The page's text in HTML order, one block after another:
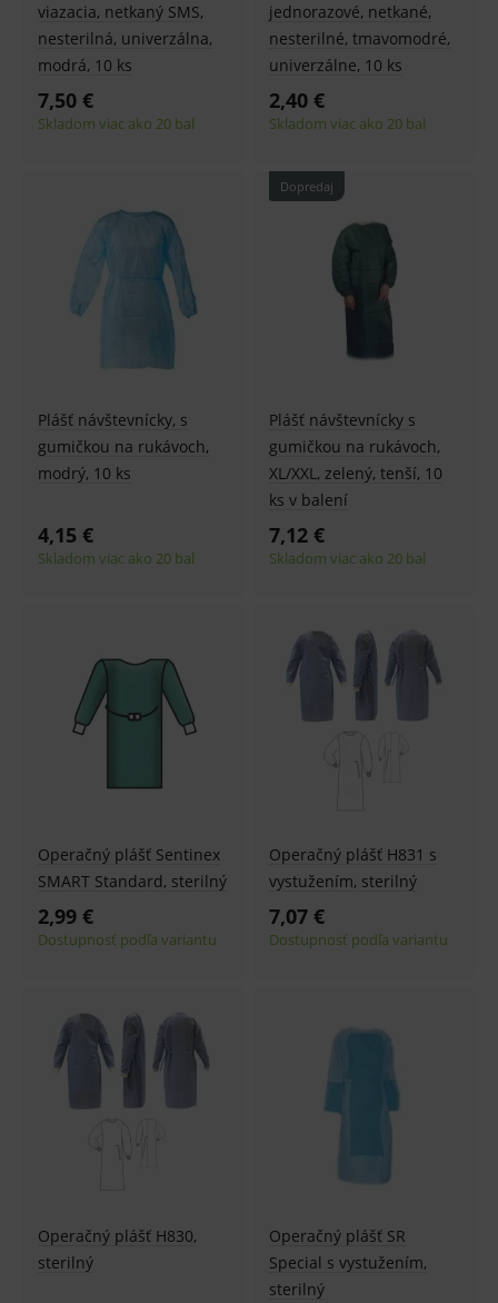
viazacia, netkaný SMS,
nesterilná, univerzálna,
modrá, 10 ks
7,50 €
Skladom viac ako 20 bal
jednorazové, netkané,
nesterilné, tmavomodré,
univerzálne, 10 ks
2,40 €
Skladom viac ako 20 bal
Plášť návštevnícky, s
gumičkou na rukávoch,
modrý, 10 ks
4,15 €
Skladom viac ako 20 bal
Dopredaj
Plášť návštevnícky s
gumičkou na rukávoch,
XL/XXL, zelený, tenší, 10
ks v balení
7,12 €
Skladom viac ako 20 bal
Operačný plášť Sentinex
SMART Standard, sterilný
2,99 €
Dostupnosť podľa variantu
Operačný plášť H831 s
vystužením, sterilný
7,07 €
Dostupnosť podľa variantu
Operačný plášť H830,
sterilný
Operačný plášť SR
Special s vystužením,
sterilný